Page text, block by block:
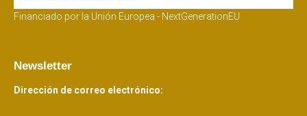
Financiado por la Unión Europea - NextGenerationEU
Newsletter
Dirección de correo electrónico: